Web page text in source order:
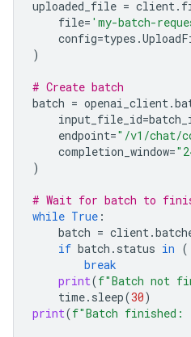
uploaded_file = client.
file= 'my-batch-
config=types .
)
# Create batch
batch = openai_client.
input_file_id=
endpoint="/v1/chat/
completion_window=
)
# Wait for batch to
while True :
batch = client.
if batch . status in (
break
print(f"Batch not
time. sleep(30)
print(f"Batch finished: